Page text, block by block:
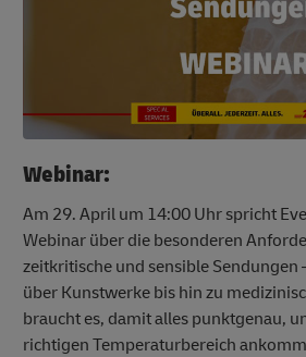
Webinar:
Am 29. April um 14:00 Uhr spricht
Webinar über die besonderen
zeitkritische und sensible Sendungen
über Kunstwerke bis hin zu
braucht es, damit alles punktgenau,
richtigen Temperaturbereich